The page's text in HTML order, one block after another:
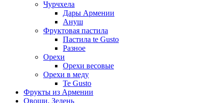
Чурчхела
Дары Армении
Ануш
Фруктовая пастила
Пастила te Gusto
Разное
Орехи
Орехи весовые
Орехи в меду
Te Gusto
Фрукты из Армении
Овощи. Зелень